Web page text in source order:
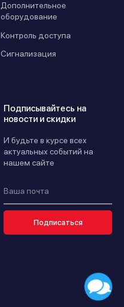
Дополнительное
оборудование
Контроль доступа
Сигнализация
Подписывайтесь на
новости и скидки
И будьте в курсе всех
актуальных событий на
нашем сайте
Подписаться